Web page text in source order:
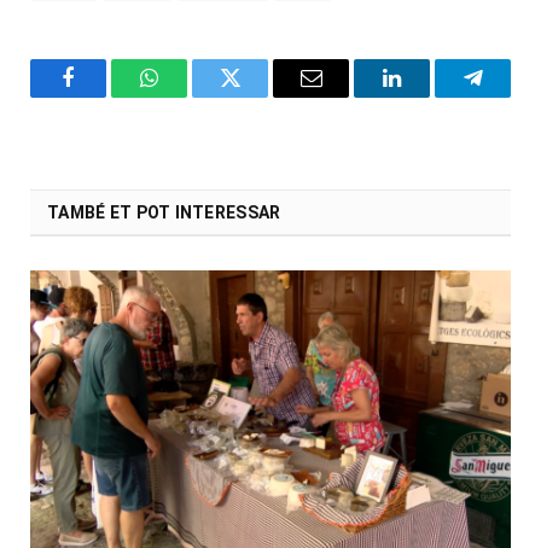
FacebookWhatsAppTwitter Email LinkedIn
TAMBÉ ET POT INTERESSAR